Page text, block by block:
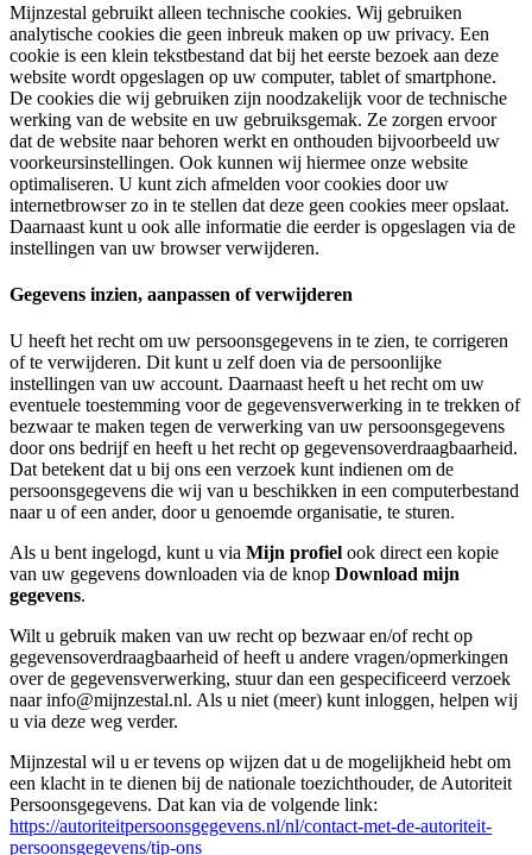
Mijnzestal gebruikt alleen technische cookies. Wij gebruiken
analytische cookies die geen inbreuk maken op uw privacy. Een
cookie is een klein tekstbestand dat bij het eerste bezoek aan deze
website wordt opgeslagen op uw computer, tablet of smartphone.
De cookies die wij gebruiken zijn noodzakelijk voor de technische
werking van de website en uw gebruiksgemak. Ze zorgen ervoor
dat de website naar behoren werkt en onthouden bijvoorbeeld uw
voorkeursinstellingen. Ook kunnen wij hiermee onze website
optimaliseren. U kunt zich afmelden voor cookies door uw
internetbrowser zo in te stellen dat deze geen cookies meer opslaat.
Daarnaast kunt u ook alle informatie die eerder is opgeslagen via de
instellingen van uw browser verwijderen.
Gegevens inzien, aanpassen of verwijderen
U heeft het recht om uw persoonsgegevens in te zien, te corrigeren
of te verwijderen. Dit kunt u zelf doen via de persoonlijke
instellingen van uw account. Daarnaast heeft u het recht om uw
eventuele toestemming voor de gegevensverwerking in te trekken of
bezwaar te maken tegen de verwerking van uw persoonsgegevens
door ons bedrijf en heeft u het recht op gegevensoverdraagbaarheid.
Dat betekent dat u bij ons een verzoek kunt indienen om de
persoonsgegevens die wij van u beschikken in een computerbestand
naar u of een ander, door u genoemde organisatie, te sturen.
Als u bent ingelogd, kunt u via Mijn profiel ook direct een kopie
van uw gegevens downloaden via de knop Download mijn
gegevens.
Wilt u gebruik maken van uw recht op bezwaar en/of recht op
gegevensoverdraagbaarheid of heeft u andere vragen/opmerkingen
over de gegevensverwerking, stuur dan een gespecificeerd verzoek
naar info@mijnzestal.nl. Als u niet (meer) kunt inloggen, helpen wij
u via deze weg verder.
Mijnzestal wil u er tevens op wijzen dat u de mogelijkheid hebt om
een klacht in te dienen bij de nationale toezichthouder, de Autoriteit
Persoonsgegevens. Dat kan via de volgende link:
https://autoriteitpersoonsgegevens.nl/nl/contact-met-de-autoriteit-
persoonsgegevens/tip-ons